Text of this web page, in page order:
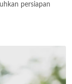
persiapan